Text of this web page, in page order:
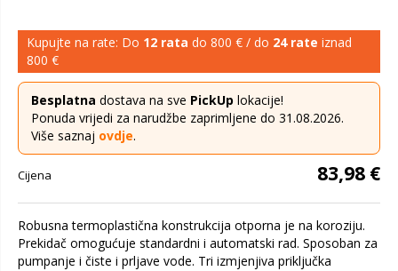
Kupujte na rate: Do 12 rata do 800 € / do 24 rate iznad
800 €
Besplatna dostava na sve PickUp lokacije!
Ponuda vrijedi za narudžbe zaprimljene do 31.08.2026.
Više saznaj ovdje.
Cijena 83,98 €
Robusna termoplastična konstrukcija otporna je na koroziju.
Prekidač omogućuje standardni i automatski rad. Sposoban za
pumpanje i čiste i prljave vode. Tri izmjenjiva priključka